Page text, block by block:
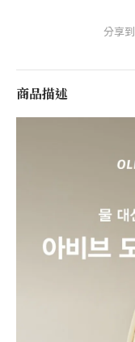
分享到
商品描述